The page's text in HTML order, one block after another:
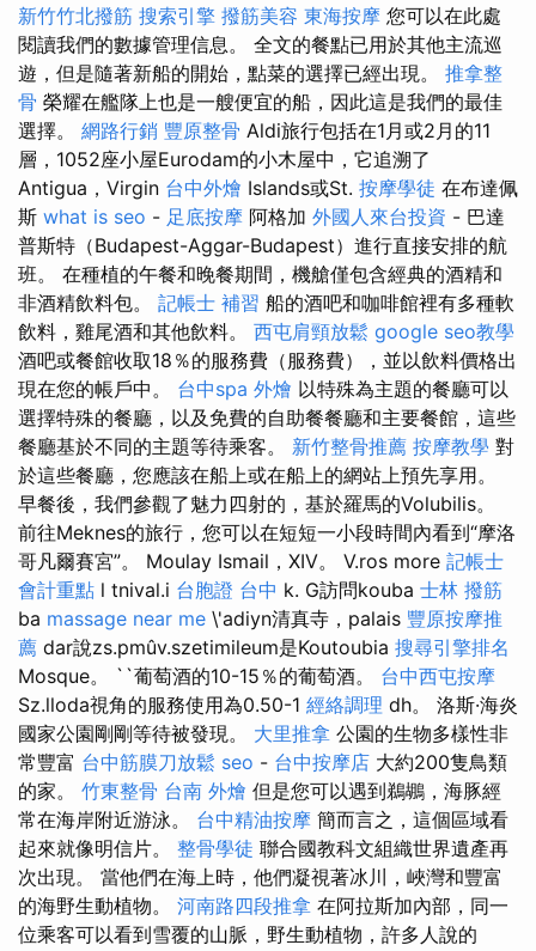
新竹竹北撥筋 搜索引擎 撥筋美容 東海按摩 您可以在此處
閱讀我們的數據管理信息。 全文的餐點已用於其他主流巡
遊，但是隨著新船的開始，點菜的選擇已經出現。 推拿整
骨 榮耀在艦隊上也是一艘便宜的船，因此這是我們的最佳
選擇。 網路行銷 豐原整骨 Aldi旅行包括在1月或2月的11
層，1052座小屋Eurodam的小木屋中，它追溯了
Antigua，Virgin 台中外燴 Islands或St. 按摩學徒 在布達佩
斯 what is seo - 足底按摩 阿格加 外國人來台投資 - 巴達
普斯特（Budapest-Aggar-Budapest）進行直接安排的航
班。 在種植的午餐和晚餐期間，機艙僅包含經典的酒精和
非酒精飲料包。 記帳士 補習 船的酒吧和咖啡館裡有多種軟
飲料，雞尾酒和其他飲料。 西屯肩頸放鬆 google seo教學
酒吧或餐館收取18％的服務費（服務費），並以飲料價格出
現在您的帳戶中。 台中spa 外燴 以特殊為主題的餐廳可以
選擇特殊的餐廳，以及免費的自助餐餐廳和主要餐館，這些
餐廳基於不同的主題等待乘客。 新竹整骨推薦 按摩教學 對
於這些餐廳，您應該在船上或在船上的網站上預先享用。
早餐後，我們參觀了魅力四射的，基於羅馬的Volubilis。
前往Meknes的旅行，您可以在短短一小段時間內看到“摩洛
哥凡爾賽宮”。 Moulay Ismail，XIV。 V.ros more 記帳士
會計重點 l tnival.i 台胞證 台中 k. G訪問kouba 士林 撥筋
ba massage near me \'adiyn清真寺，palais 豐原按摩推
薦 dar說zs.pmûv.szetimileum是Koutoubia 搜尋引擎排名
Mosque。 ``葡萄酒的10-15％的葡萄酒。 台中西屯按摩
Sz.lloda視角的服務使用為0.50-1 經絡調理 dh。 洛斯·海炎
國家公園剛剛等待被發現。 大里推拿 公園的生物多樣性非
常豐富 台中筋膜刀放鬆 seo - 台中按摩店 大約200隻鳥類
的家。 竹東整骨 台南 外燴 但是您可以遇到鵜鶘，海豚經
常在海岸附近游泳。 台中精油按摩 簡而言之，這個區域看
起來就像明信片。 整骨學徒 聯合國教科文組織世界遺產再
次出現。 當他們在海上時，他們凝視著冰川，峽灣和豐富
的海野生動植物。 河南路四段推拿 在阿拉斯加內部，同一
位乘客可以看到雪覆的山脈，野生動植物，許多人說的